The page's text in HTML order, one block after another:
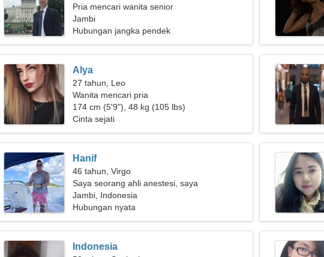
Pria mencari wanita senior
Jambi
Hubungan jangka pendek
Alya
27 tahun, Leo
Wanita mencari pria
174 cm (5'9"), 48 kg (105 lbs)
Cinta sejati
Hanif
46 tahun, Virgo
Saya seorang ahli anestesi, saya
membutuhkan wanita yang luar biasa
Jambi, Indonesia
Hubungan nyata
Indonesia